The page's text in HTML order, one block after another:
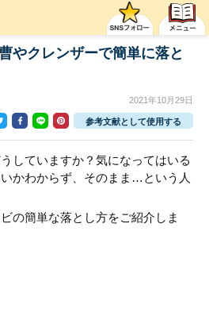
やクレンザーで簡単に落と
2021年10月29日
参考文献として使用する
していますか？気になってはいる
かわからず、そのまま…という人
の簡単な落とし方をご紹介しま